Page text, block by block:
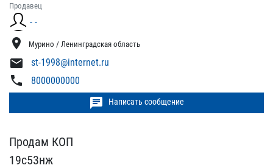
Продавец
- -
location_on Мурино / Ленинградская область
mail st-1998@internet.ru
phone 8000000000
chat Написать сообщение
Продам КОП
19с53нж